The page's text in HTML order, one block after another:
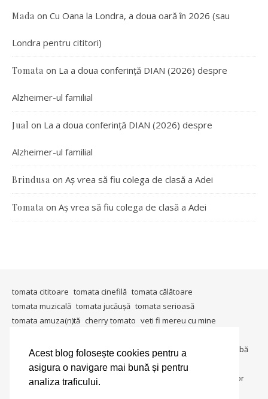
Acest blog folosește cookies pentru a
asigura o navigare mai bună și pentru
analiza traficului.
Mada on Cu Oana la Londra, a doua oară în 2026 (sau
Londra pentru cititori)
Tomata on La a doua conferință DIAN (2026) despre
Alzheimer-ul familial
Jual on La a doua conferință DIAN (2026) despre
Alzheimer-ul familial
Brindusa on Aș vrea să fiu colega de clasă a Adei
Tomata on Aș vrea să fiu colega de clasă a Adei
tomata cititoare tomata cinefilă tomata călătoare
tomata muzicală tomata jucăușă tomata serioasă
tomata amuza(n)tă cherry tomato veti fi mereu cu mine
tomata gândeşte io, io şi iarăşi io metablogging
tomata întreabă
tomata in societate tomata colecționară tomata umanitara
tomata dedică tomata lucrează
tomata in lumina reflectoarelor